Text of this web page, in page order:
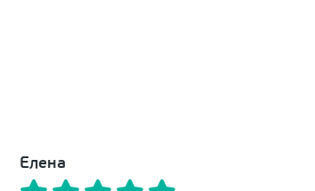
Елена